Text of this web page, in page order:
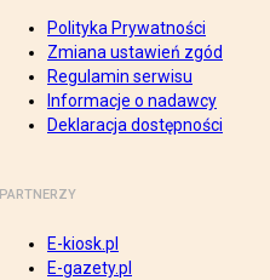
Polityka Prywatności
Zmiana ustawień zgód
Regulamin serwisu
Informacje o nadawcy
Deklaracja dostępności
PARTNERZY
E-kiosk.pl
E-gazety.pl